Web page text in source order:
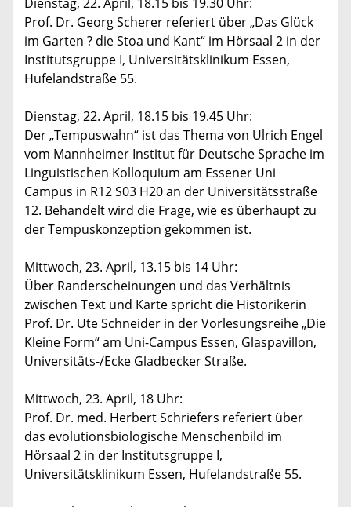
Prof. Dr. Georg Scherer referiert über „Das Glück
im Garten ? die Stoa und Kant“ im Hörsaal 2 in der
Institutsgruppe I, Universitätsklinikum Essen,
Hufelandstraße 55.
Dienstag, 22. April, 18.15 bis 19.45 Uhr:
Der „Tempuswahn“ ist das Thema von Ulrich Engel
vom Mannheimer Institut für Deutsche Sprache im
Linguistischen Kolloquium am Essener Uni
Campus in R12 S03 H20 an der Universitätsstraße
12. Behandelt wird die Frage, wie es überhaupt zu
der Tempuskonzeption gekommen ist.
Mittwoch, 23. April, 13.15 bis 14 Uhr:
Über Randerscheinungen und das Verhältnis
zwischen Text und Karte spricht die Historikerin
Prof. Dr. Ute Schneider in der Vorlesungsreihe „Die
Kleine Form“ am Uni-Campus Essen, Glaspavillon,
Universitäts-/Ecke Gladbecker Straße.
Mittwoch, 23. April, 18 Uhr:
Prof. Dr. med. Herbert Schriefers referiert über
das evolutionsbiologische Menschenbild im
Hörsaal 2 in der Institutsgruppe I,
Universitätsklinikum Essen, Hufelandstraße 55.